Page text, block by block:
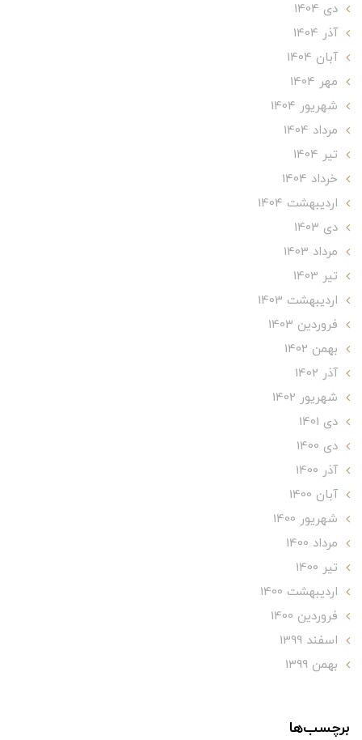
دی 1404
آذر 1404
آبان 1404
مهر 1404
شهریور 1404
مرداد 1404
تير 1404
خرداد 1404
ارديبهشت 1404
دی 1403
مرداد 1403
تير 1403
ارديبهشت 1403
فروردین 1403
بهمن 1402
آذر 1402
شهریور 1402
دی 1401
دی 1400
آذر 1400
آبان 1400
شهریور 1400
مرداد 1400
تير 1400
ارديبهشت 1400
فروردین 1400
اسفند 1399
بهمن 1399
برچسب‌ها